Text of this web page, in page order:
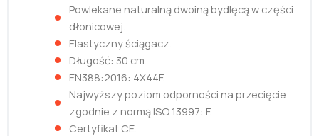
Powlekane naturalną dwoiną bydlęcą w części
dłonicowej.
Elastyczny ściągacz.
Długość: 30 cm.
EN388:2016: 4X44F.
Najwyższy poziom odporności na przecięcie
zgodnie z normą ISO 13997: F.
Certyfikat CE.